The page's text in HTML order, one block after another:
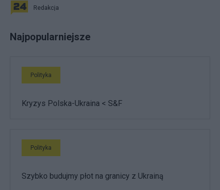
Redakcja
Najpopularniejsze
Polityka
Kryzys Polska-Ukraina < S&F
Polityka
Szybko budujmy płot na granicy z Ukrainą